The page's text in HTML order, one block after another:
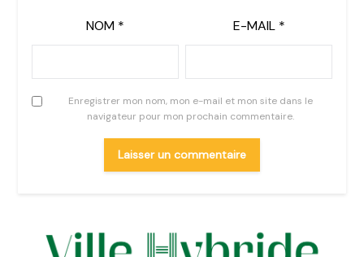
NOM * E-MAIL *
Enregistrer mon nom, mon e-mail et mon site dans le
navigateur pour mon prochain commentaire.